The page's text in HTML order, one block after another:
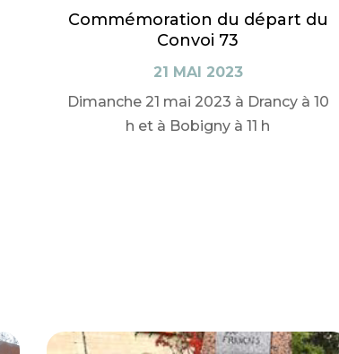
Commémoration du départ du
Convoi 73
21 MAI 2023
Dimanche 21 mai 2023 à Drancy à 10
h et à Bobigny à 11 h